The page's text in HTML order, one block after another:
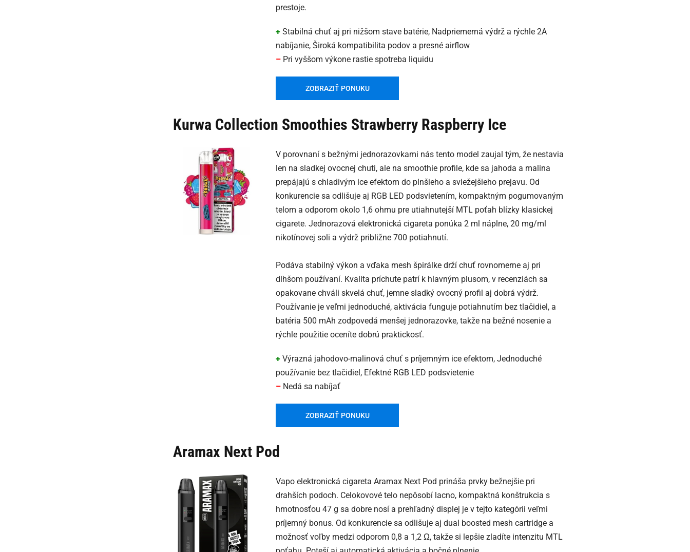
prestoje.
+ Stabilná chuť aj pri nižšom stave batérie, Nadpriemerná výdrž a rýchle 2A
nabíjanie, Široká kompatibilita podov a presné airflow
– Pri vyššom výkone rastie spotreba liquidu
ZOBRAZIŤ PONUKU
Kurwa Collection Smoothies Strawberry Raspberry Ice
V porovnaní s bežnými jednorazovkami nás tento model zaujal tým, že nestavia
len na sladkej ovocnej chuti, ale na smoothie profile, kde sa jahoda a malina
prepájajú s chladivým ice efektom do plnšieho a sviežejšieho prejavu. Od
konkurencie sa odlišuje aj RGB LED podsvietením, kompaktným pogumovaným
telom a odporom okolo 1,6 ohmu pre utiahnutejší MTL poťah blízky klasickej
cigarete. Jednorazová elektronická cigareta ponúka 2 ml náplne, 20 mg/ml
nikotínovej soli a výdrž približne 700 potiahnutí.
Podáva stabilný výkon a vďaka mesh špirálke drží chuť rovnomerne aj pri
dlhšom používaní. Kvalita príchute patrí k hlavným plusom, v recenziách sa
opakovane chváli skvelá chuť, jemne sladký ovocný profil aj dobrá výdrž.
Používanie je veľmi jednoduché, aktivácia funguje potiahnutím bez tlačidiel, a
batéria 500 mAh zodpovedá menšej jednorazovke, takže na bežné nosenie a
rýchle použitie oceníte dobrú praktickosť.
+ Výrazná jahodovo-malinová chuť s príjemným ice efektom, Jednoduché
používanie bez tlačidiel, Efektné RGB LED podsvietenie
– Nedá sa nabíjať
ZOBRAZIŤ PONUKU
Aramax Next Pod
Vapo elektronická cigareta Aramax Next Pod prináša prvky bežnejšie pri
drahších podoch. Celokovové telo nepôsobí lacno, kompaktná konštrukcia s
hmotnosťou 47 g sa dobre nosí a prehľadný displej je v tejto kategórii veľmi
príjemný bonus. Od konkurencie sa odlišuje aj dual boosted mesh cartridge a
možnosť voľby medzi odporom 0,8 a 1,2 Ω, takže si lepšie zladíte intenzitu MTL